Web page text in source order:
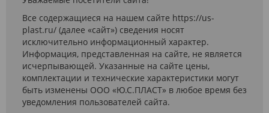
Все содержащиеся на нашем сайте https://us-
plast.ru/ (далее «сайт») сведения носят
исключительно информационный характер.
Информация, представленная на сайте, не является
исчерпывающей. Указанные на сайте цены,
комплектации и технические характеристики могут
быть изменены ООО «Ю.С.ПЛАСТ» в любое время без
уведомления пользователей сайта.